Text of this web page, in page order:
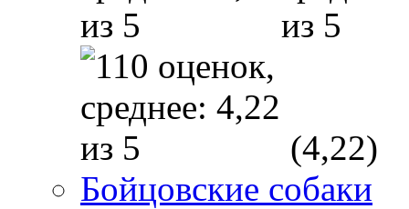
(4,22)
Бойцовские собаки